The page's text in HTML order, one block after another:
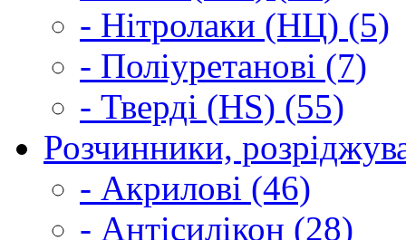
- Нітролаки (НЦ) (5)
- Поліуретанові (7)
- Тверді (HS) (55)
Розчинники,
- Акрилові (46)
- Антісилікон (28)